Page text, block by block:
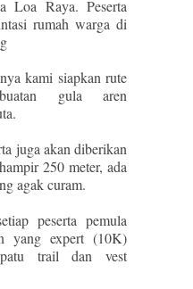
Loa Raya. Peserta
rumah warga di
kami siapkan rute
gula aren
juga akan diberikan
250 meter, ada
agak curam.
peserta pemula
yang expert (10K)
trail dan vest